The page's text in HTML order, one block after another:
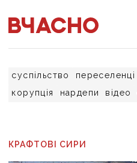
суспільство переселенці
корупція
нардепи відео
КРАФТОВІ СИРИ